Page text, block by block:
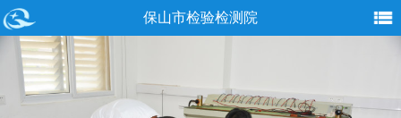
保山市检验检测院